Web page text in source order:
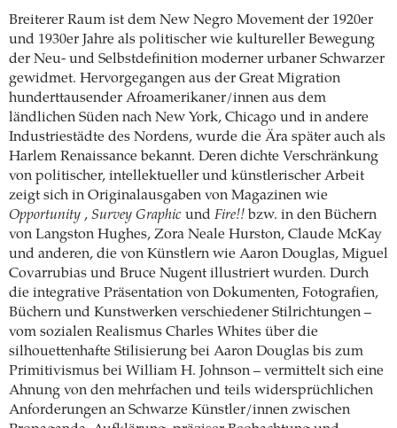
Breiterer Raum ist dem New Negro Movement der 1920er
und 1930er Jahre als politischer wie kultureller Bewegung
der Neu- und Selbstdefinition moderner urbaner Schwarzer
gewidmet. Hervorgegangen aus der Great Migration
hunderttausender Afroamerikaner/innen aus dem
ländlichen Süden nach New York, Chicago und in andere
Industriestädte des Nordens, wurde die Ära später auch als
Harlem Renaissance bekannt. Deren dichte Verschränkung
von politischer, intellektueller und künstlerischer Arbeit
zeigt sich in Originalausgaben von Magazinen wie
Opportunity , Survey Graphic und Fire!! bzw. in den Büchern
von Langston Hughes, Zora Neale Hurston, Claude McKay
und anderen, die von Künstlern wie Aaron Douglas, Miguel
Covarrubias und Bruce Nugent illustriert wurden. Durch
die integrative Präsentation von Dokumenten, Fotografien,
Büchern und Kunstwerken verschiedener Stilrichtungen –
vom sozialen Realismus Charles Whites über die
silhouettenhafte Stilisierung bei Aaron Douglas bis zum
Primitivismus bei William H. Johnson – vermittelt sich eine
Ahnung von den mehrfachen und teils widersprüchlichen
Anforderungen an Schwarze Künstler/innen zwischen